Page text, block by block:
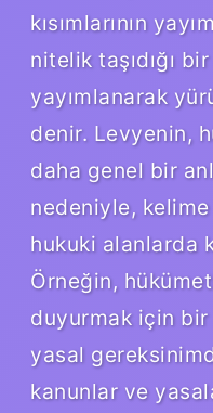
kısımlarının
nitelik taşıdığı
yayımlanarak
denir. Levyenin,
daha genel bir
nedeniyle,
hukuki alanlarda
Örneğin,
duyurmak için
yasal
kanunlar ve